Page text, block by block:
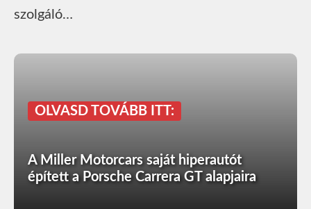
szolgáló…
OLVASD TOVÁBB ITT:
A Miller Motorcars saját hiperautót
épített a Porsche Carrera GT alapjaira